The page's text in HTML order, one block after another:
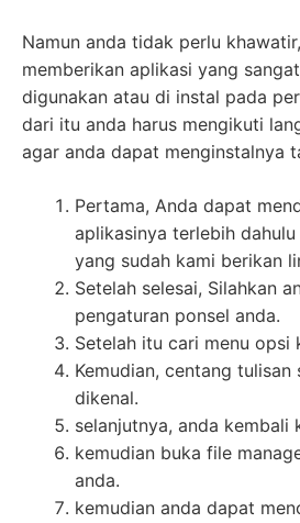
Namun anda tidak perlu
memberikan aplikasi yang
digunakan atau di instal pada
dari itu anda harus mengikuti
agar anda dapat menginstalnya
Pertama, Anda dapat
aplikasinya terlebih
yang sudah kami berikan
Setelah selesai, Silahkan
pengaturan ponsel anda.
Setelah itu cari menu opsi
Kemudian, centang
dikenal.
selanjutnya, anda kembali
kemudian buka file
anda.
kemudian anda dapat